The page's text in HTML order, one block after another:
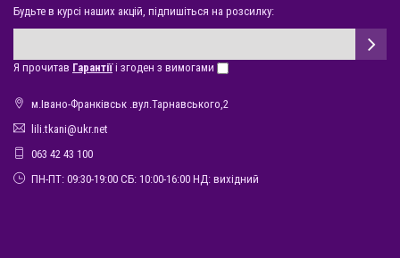
Будьте в курсі наших акцій, підпишіться на розсилку:
Я прочитав Гарантіїі згоден з вимогами
м.Івано-Франківськ .вул.Тарнавського,2
lili.tkani@ukr.net
063 42 43 100
ПН-ПТ: 09:30-19:00 СБ: 10:00-16:00 НД: вихідний